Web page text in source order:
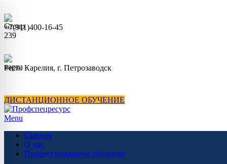
+7(911)400-16-45
Респ. Карелия, г. Петрозаводск
ДИСТАНЦИОННОЕ ОБУЧЕНИЕ
Menu
Главная
О нас
Профессиональное обучение